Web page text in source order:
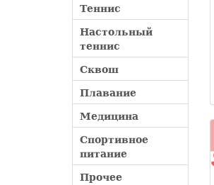
Теннис
Настольный
теннис
Сквош
Плавание
Медицина
Спортивное
питание
Прочее